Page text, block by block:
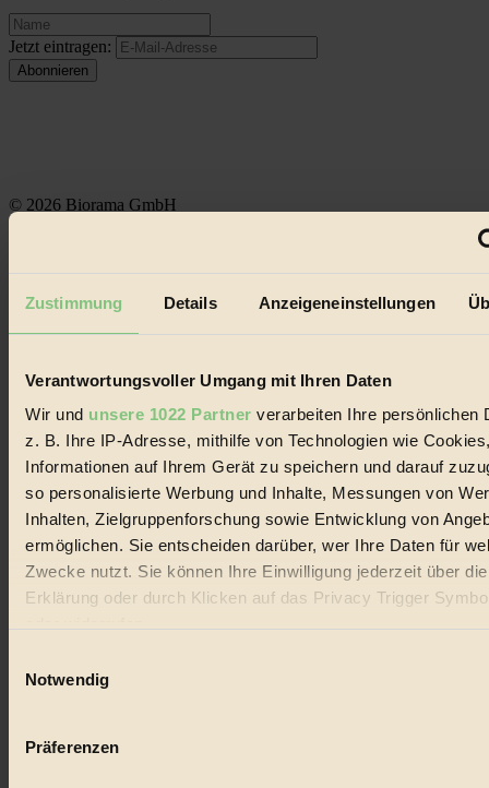
Zustimmung Details Anzeigeneinstellungen
Verantwortungsvoller Umgang mit Ihren Daten
Wir und unsere 1022 Partner verarbeiten Ihre persönlichen
z. B. Ihre IP-Adresse, mithilfe von Technologien wie
Informationen auf Ihrem Gerät zu speichern und darauf
so personalisierte Werbung und Inhalte, Messungen von
Inhalten, Zielgruppenforschung sowie Entwicklung von
ermöglichen. Sie entscheiden darüber, wer Ihre Daten für
Zwecke nutzt. Sie können Ihre Einwilligung jederzeit über
Erklärung oder durch Klicken auf das Privacy Trigger
Wenn Sie es erlauben, würden wir auch gerne:
Ihr Gerät durch aktives Scannen nach bestimmten
Notwendig
Präferenzen
Jetzt eintragen:
© 2026 Biorama GmbH
Biorama steht für einen nachhaltigen Lebensstil und bewussten
Lebenswandel. Es ist eine moderne Plattform für Ideen, Menschen
Handels mit Bioprodukten, des Fair-Trade sowie der Branche
Social Media
22.601 Fans auf Facebook
3.415 Follower auf Twitter
Folge uns auf Instagram
Themen
Bio
Vegan